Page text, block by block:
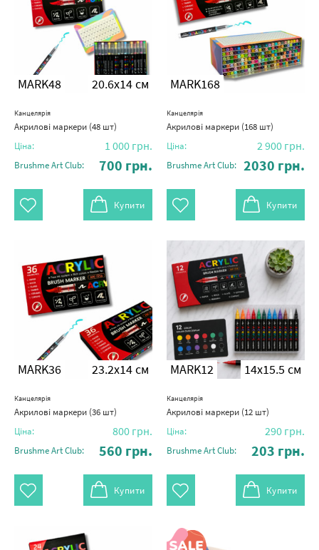
MARK48 20.6x14 см
Канцелярія
Акрилові маркери (48 шт)
Ціна: 1 000 грн.
Brushme Art Club: 700 грн.
Купити
MARK168
Канцелярія
Акрилові маркери (168 шт)
Ціна: 2 900 грн.
Brushme Art Club: 2030 грн.
Купити
MARK36 23.2x14 см
Канцелярія
Акрилові маркери (36 шт)
Ціна: 800 грн.
Brushme Art Club: 560 грн.
Купити
MARK12 14x15.5 см
Канцелярія
Акрилові маркери (12 шт)
Ціна: 290 грн.
Brushme Art Club: 203 грн.
Купити